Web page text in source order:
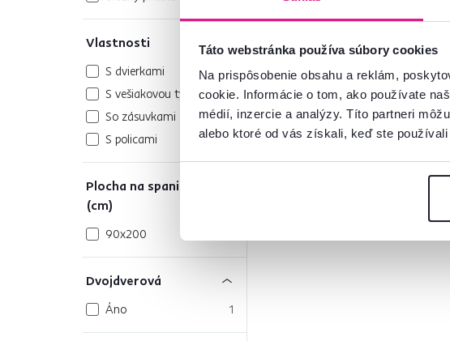
Táto webstránka používa súbory cookies
Na prispôsobenie obsahu a reklám,
cookie. Informácie o tom, ako používate
médií, inzercie a analýzy. Títo partneri
alebo ktoré od vás získali, keď ste
Vlastnosti
S dvierkami
1
S vešiakovou tyčou
1
So zásuvkami
2
S policami
Plocha na spanie
(cm)
90x200
Dvojdverová
Áno 1